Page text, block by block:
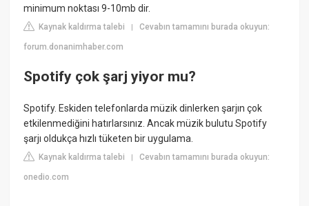
minimum noktası 9-10mb dir.
Kaynak kaldırma talebi |Cevabın tamamını burada okuyun:
forum.donanimhaber.com
Spotify çok şarj yiyor mu?
Spotify. Eskiden telefonlarda müzik dinlerken şarjın çok
etkilenmediğini hatırlarsınız. Ancak müzik bulutu Spotify
şarjı oldukça hızlı tüketen bir uygulama.
Kaynak kaldırma talebi |Cevabın tamamını burada okuyun:
onedio.com